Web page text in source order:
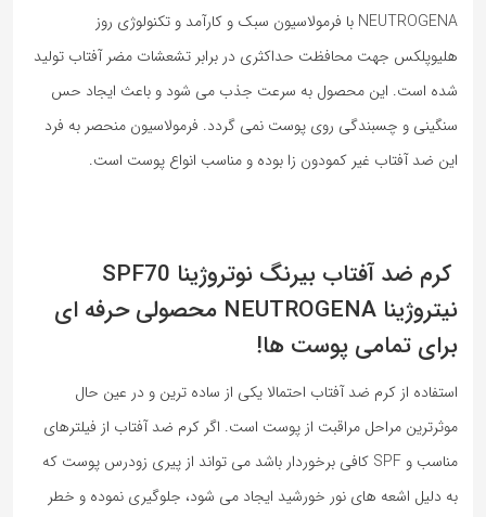
NEUTROGENA با فرمولاسیون سبک و کارآمد و تکنولوژی روز
هلیوپلکس جهت محافظت حداکثری در برابر تشعشات مضر آفتاب تولید
شده است. این محصول به سرعت جذب می شود و باعث ایجاد حس
سنگینی و چسبندگی روی پوست نمی گردد. فرمولاسیون منحصر به فرد
این ضد آفتاب غیر کمودون زا بوده و مناسب انواع پوست است.
کرم ضد آفتاب بیرنگ نوتروژینا SPF70
نیتروژینا NEUTROGENA محصولی حرفه ای
برای تمامی پوست ها!
استفاده از کرم ضد آفتاب احتمالا یکی از ساده ترین و در عین حال
موثرترین مراحل مراقبت از پوست است. اگر کرم ضد آفتاب از فیلترهای
مناسب و SPF کافی برخوردار باشد می تواند از پیری زودرس پوست که
به دلیل اشعه های نور خورشید ایجاد می شود، جلوگیری نموده و خطر